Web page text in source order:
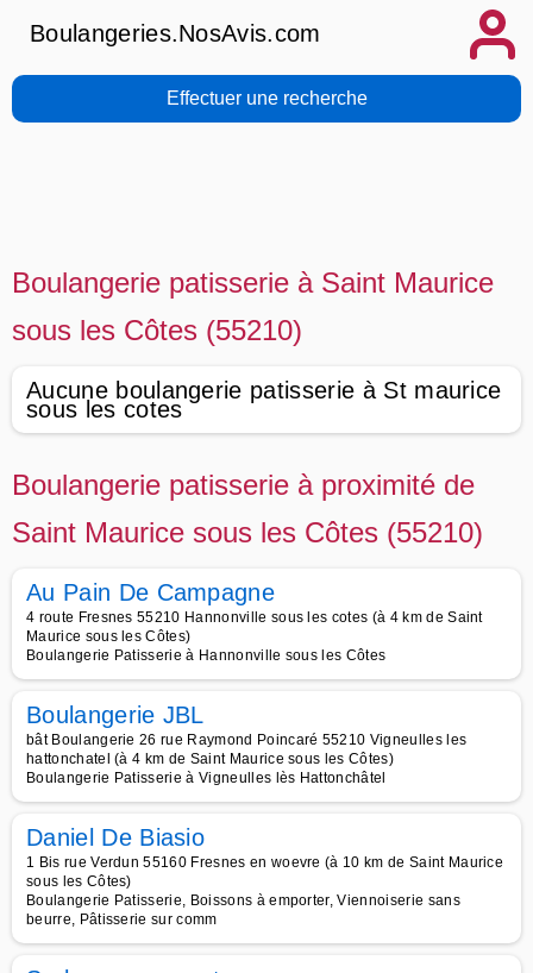
Boulangeries.NosAvis.com
Effectuer une recherche
Boulangerie patisserie à Saint Maurice
sous les Côtes (55210)
Aucune boulangerie patisserie à St maurice
sous les cotes
Boulangerie patisserie à proximité de
Saint Maurice sous les Côtes (55210)
Au Pain De Campagne
4 route Fresnes 55210 Hannonville sous les cotes (à 4 km de Saint
Maurice sous les Côtes)
Boulangerie Patisserie à Hannonville sous les Côtes
Boulangerie JBL
bât Boulangerie 26 rue Raymond Poincaré 55210 Vigneulles les
hattonchatel (à 4 km de Saint Maurice sous les Côtes)
Boulangerie Patisserie à Vigneulles lès Hattonchâtel
Daniel De Biasio
1 Bis rue Verdun 55160 Fresnes en woevre (à 10 km de Saint Maurice
sous les Côtes)
Boulangerie Patisserie, Boissons à emporter, Viennoiserie sans
beurre, Pâtisserie sur comm